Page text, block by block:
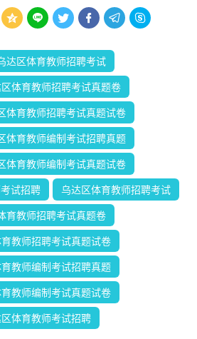
     
达区体育教师招聘考试
体育教师招聘考试真题卷
体育教师招聘考试真题试卷
体育教师编制考试招聘真题
体育教师编制考试真题试卷
试招聘 乌达区体育教师招聘考试
育教师招聘考试真题卷
教师招聘考试真题试卷
教师编制考试招聘真题
教师编制考试真题试卷
体育教师考试招聘